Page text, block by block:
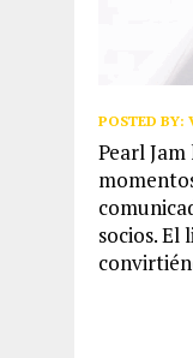
POSTED BY:
Pearl
socios. El